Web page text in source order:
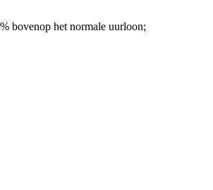
bovenop het normale uurloon;